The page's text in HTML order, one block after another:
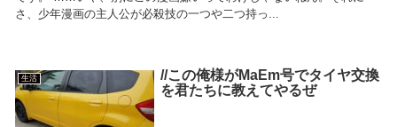
さ、少年漫画の主人公が必殺技の一つや二つ持っ...
生活
//この俺様がMaEm号でタイヤ交換
を君たちに教えてやるぜ